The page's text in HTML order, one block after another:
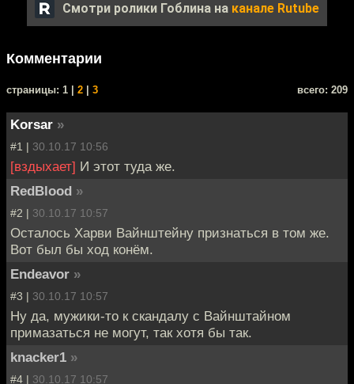
Смотри ролики Гоблина на канале Rutube
Комментарии
cтраницы: 1 | 2 3 всего: 209
Korsar »
#1 | 30.10.17 10:56
[вздыхает] И этот туда же.
RedBlood »
#2 | 30.10.17 10:57
Осталось Харви Вайнштейну признаться в том же.
Вот был бы ход конём.
Endeavor »
#3 | 30.10.17 10:57
Ну да, мужики-то к скандалу с Вайнштайном
примазаться не могут, так хотя бы так.
knacker1 »
#4 | 30.10.17 10:57